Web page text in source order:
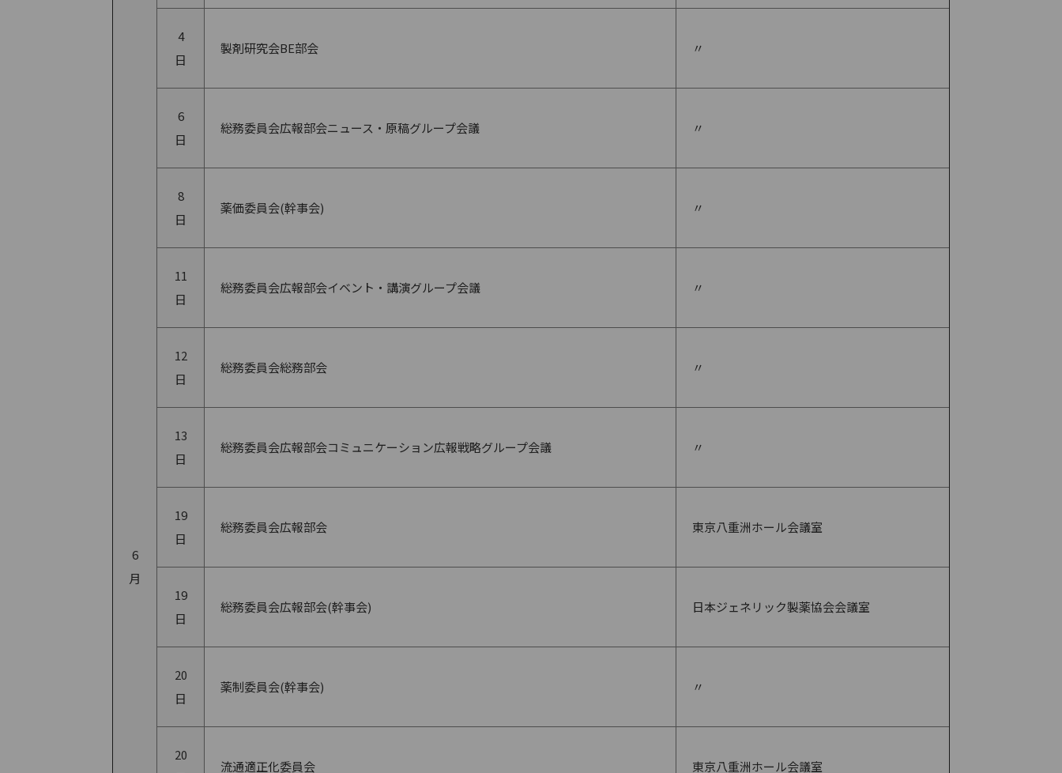
6
月
4
日
製剤研究会BE部会 〃
6
日
総務委員会広報部会ニュース・原稿グループ会議 〃
8
日
薬価委員会(幹事会) 〃
11
日
総務委員会広報部会イベント・講演グループ会議 〃
12
日
総務委員会総務部会 〃
13
日
総務委員会広報部会コミュニケーション広報戦略グループ会議 〃
19
日
総務委員会広報部会 東京八重洲ホール会議室
19
日
総務委員会広報部会(幹事会) 日本ジェネリック製薬協会会議室
20
日
薬制委員会(幹事会) 〃
20
流通適正化委員会 東京八重洲ホール会議室